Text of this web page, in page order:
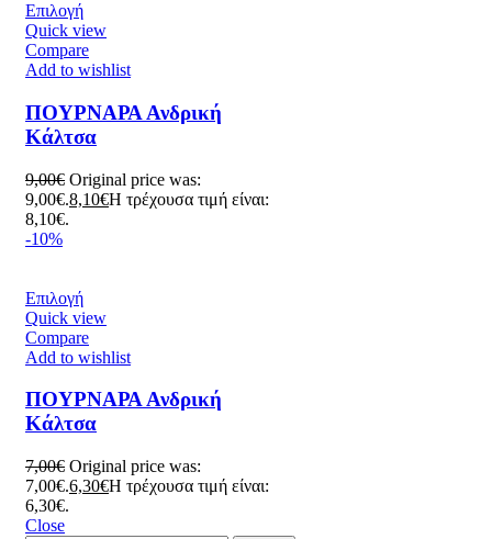
Close
Επιλογή
Quick view
Compare
Add to wishlist
ΠΟΥΡΝΑΡΑ Ανδρική
Κάλτσα
9,00€ Original price was:
9,00€.8,10€Η τρέχουσα τιμή είναι:
8,10€.
-10%
Επιλογή
Quick view
Compare
Add to wishlist
ΠΟΥΡΝΑΡΑ Ανδρική
Κάλτσα
7,00€ Original price was:
7,00€.6,30€Η τρέχουσα τιμή είναι:
6,30€.